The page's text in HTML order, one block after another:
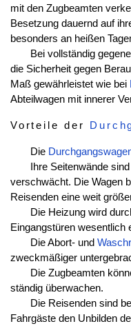
mit den Zugbeamten
Besetzung dauernd auf
besonders an heißen
Bei vollständig
die Sicherheit gegen
Maß gewährleistet wie bei
Abteilwagen mit innerer
Vorteile der
Die
Ihre Seitenwände
verschwächt. Die Wagen
Reisenden eine weit
Die Heizung wird
Eingangstüren wesentlich
Die Abort- und
zweckmäßiger
Die Zugbeamten
ständig überwachen.
Die Reisenden sind
Fahrgäste den Unbilden